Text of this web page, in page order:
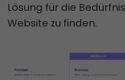
Lösung für die
Website zu finden.